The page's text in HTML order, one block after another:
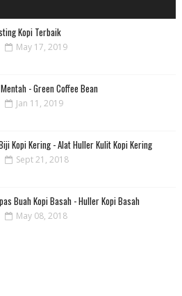
Kopi Terbaik
May 17, 2019
- Green Coffee Bean
Jan 11, 2019
Kopi Kering - Alat Huller Kulit Kopi Kering
Sept 21, 2018
Buah Kopi Basah - Huller Kopi Basah
May 08, 2018